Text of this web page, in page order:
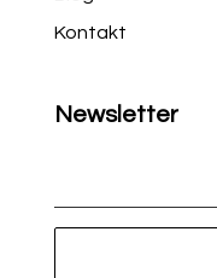
Kontakt
Newsletter